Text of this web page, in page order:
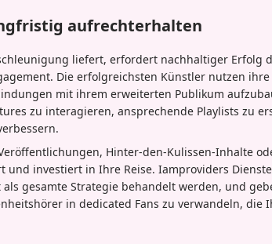
aufrechterhalten
liefert, erfordert nachhaltiger Erfolg
Die erfolgreichsten Künstler nutzen
mit ihrem erweiterten Publikum
zu interagieren, ansprechende Playlists zu
Hinter-den-Kulissen-Inhalte
und investiert in Ihre Reise. Iamproviders
gesamte Strategie behandelt werden, und
in dedicated Fans zu verwandeln, die